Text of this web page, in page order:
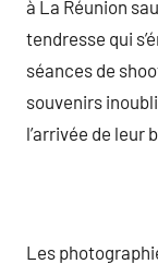
à La Réunion
tendresse qui
séances de
souvenirs
l’arrivée de leur
Les